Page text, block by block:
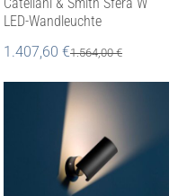
LED-Wandleuchte
1.407,60 €1.564,00€